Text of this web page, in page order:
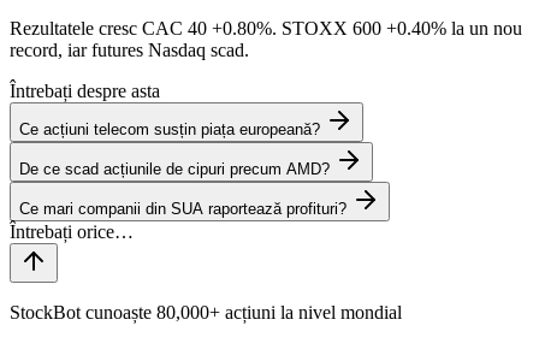
Rezultatele cresc CAC 40 +0.80%. STOXX 600 +0.40% la un nou
record, iar futures Nasdaq scad.
Întrebați despre asta
Ce acțiuni telecom susțin piața europeană?
De ce scad acțiunile de cipuri precum AMD?
Ce mari companii din SUA raportează profituri?
StockBot cunoaște 80,000+ acțiuni la nivel mondial